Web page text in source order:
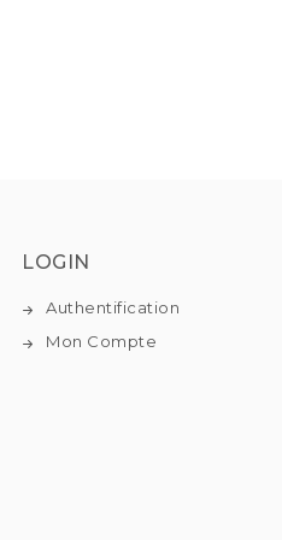
LOGIN
Authentification
Mon Compte